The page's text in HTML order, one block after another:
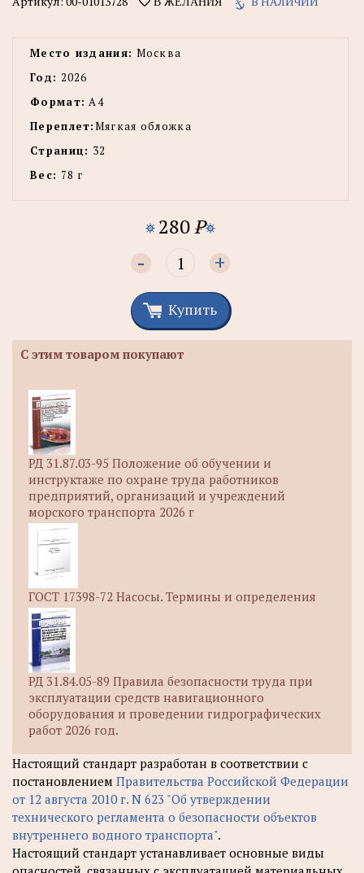
Место издания: Москва
Год: 2026
Формат: А4
Переплет:Мягкая обложка
Страниц: 32
Вес: 78 г
280P
- +
Купить
С этим товаром покупают
РД 31.87.03-95 Положение об обучении и
инструктаже по охране труда работников
предприятий, организаций и учреждений
морского транспорта 2026 г
ГОСТ 17398-72 Насосы. Термины и определения
РД 31.84.05-89 Правила безопасности труда при
эксплуатации средств навигационного
оборудования и проведении гидрографических
работ 2026 год.
Настоящий стандарт разработан в соответствии с
постановлением Правительства Российской Федерации
от 12 августа 2010 г. N 623 "Об утверждении
технического регламента о безопасности объектов
внутреннего водного транспорта".
Настоящий стандарт устанавливает основные виды